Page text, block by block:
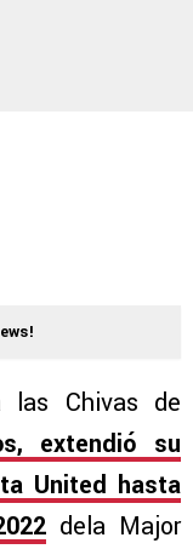
las Chivas de
extendió su
United hasta
dela Major